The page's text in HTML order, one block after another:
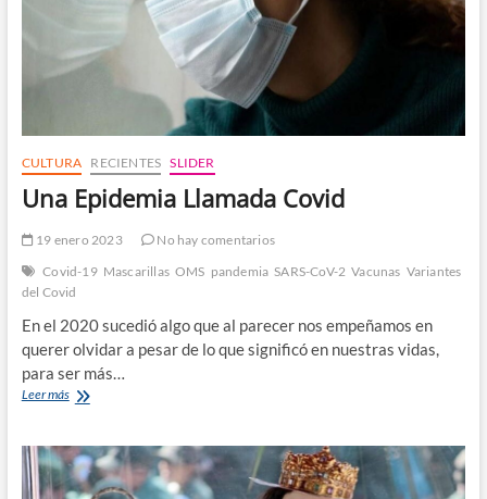
CULTURA RECIENTES SLIDER
Una Epidemia Llamada Covid
19 enero 2023
No hay comentarios
Covid-19 Mascarillas OMS pandemia SARS-CoV-2 Vacunas Variantes
del Covid
En el 2020 sucedió algo que al parecer nos empeñamos en
querer olvidar a pesar de lo que significó en nuestras vidas,
para ser más…
Leer másUna
Covid